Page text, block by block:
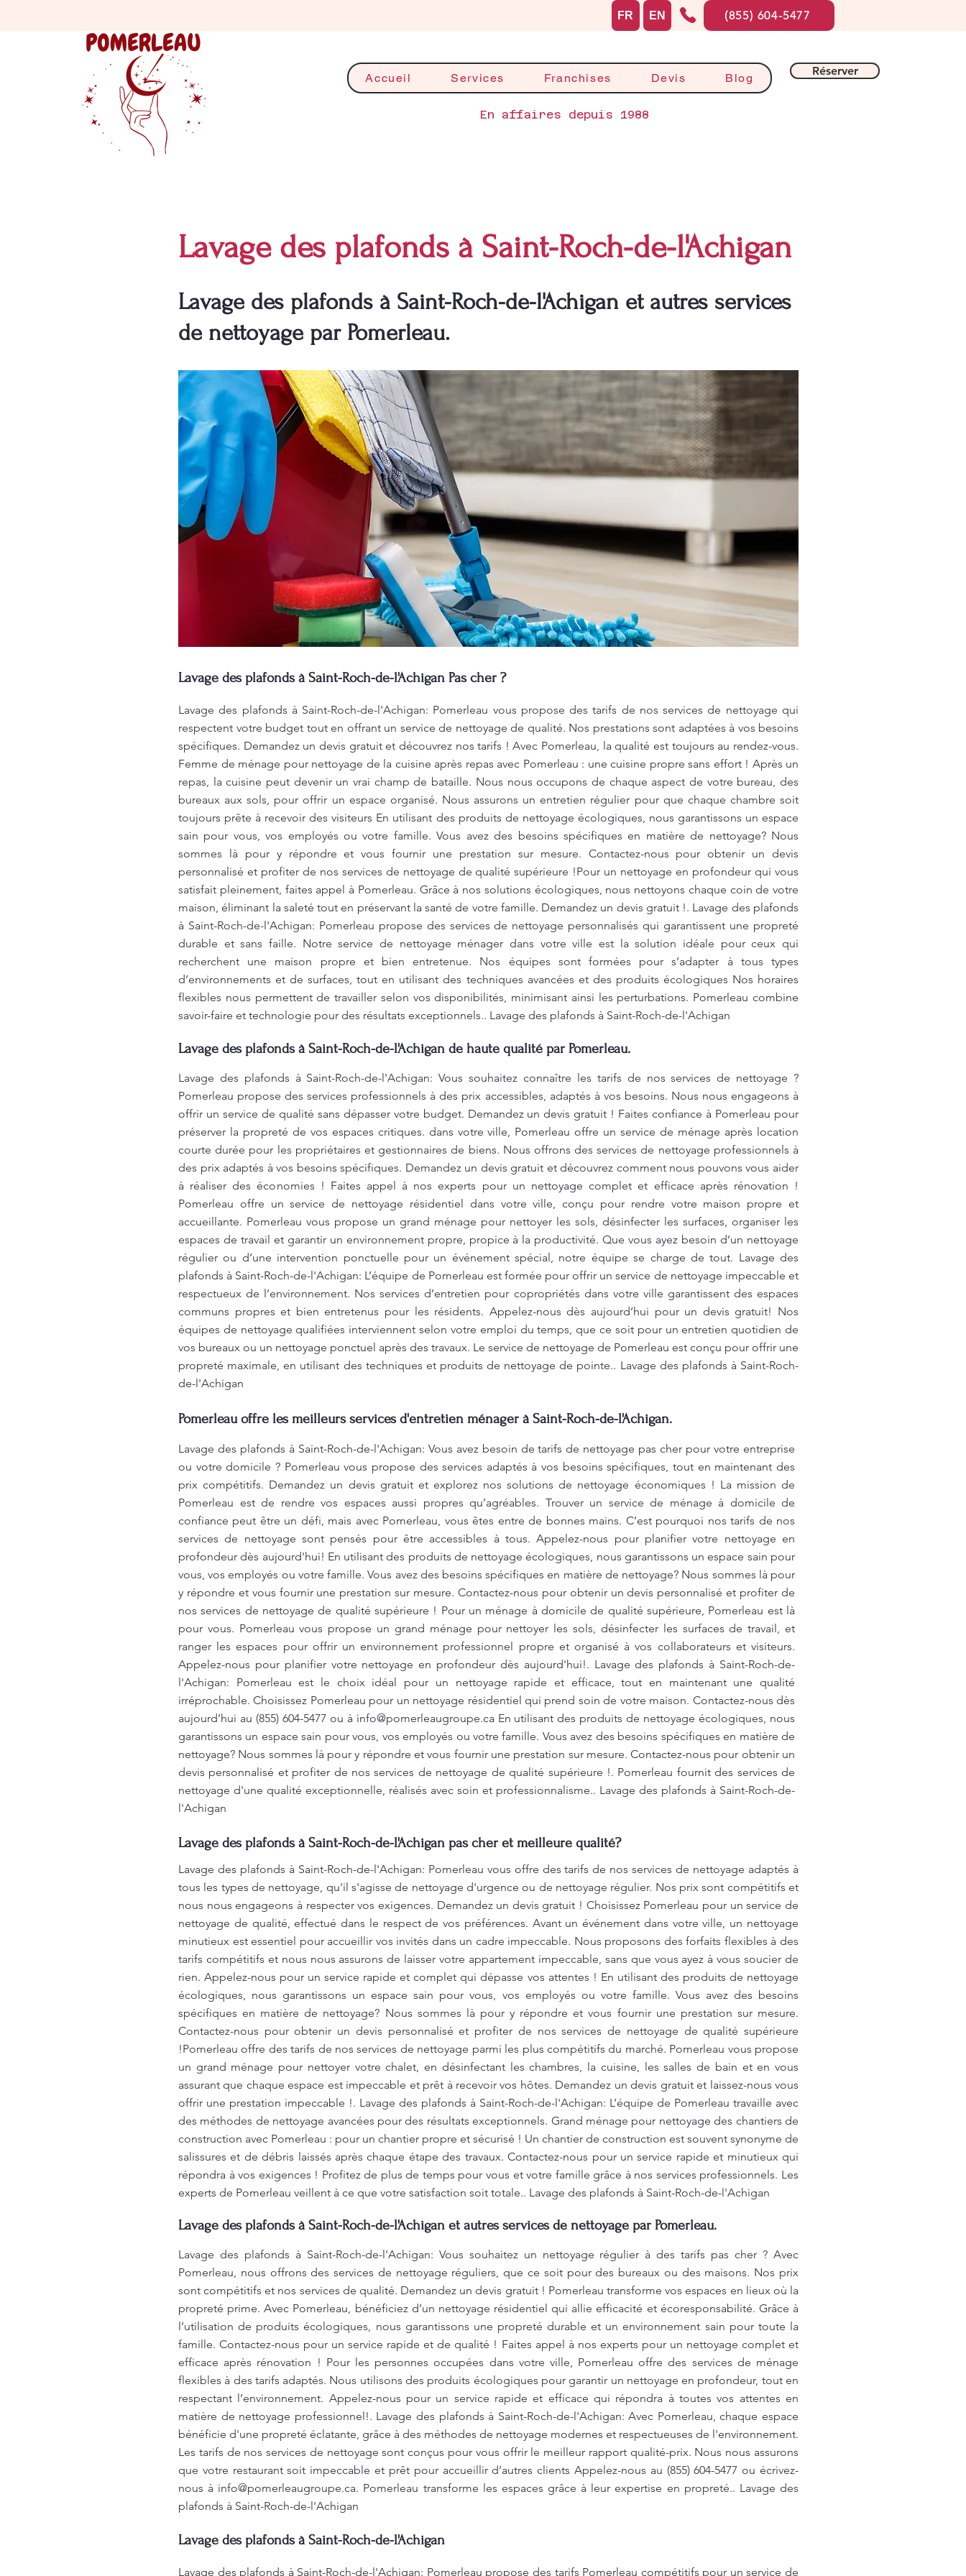
Accueil Services Franchises Devis Blog
Réserver
En affaires depuis 1988
FR EN (855) 604-5477
Lavage des plafonds à Saint-Roch-de-l'Achigan
Lavage des plafonds à Saint-Roch-de-l'Achigan et autres services
de nettoyage par Pomerleau.
Lavage des plafonds à Saint-Roch-de-l'Achigan Pas cher ?
Lavage des plafonds à Saint-Roch-de-l'Achigan: Pomerleau vous propose des tarifs de nos services de nettoyage qui
respectent votre budget tout en offrant un service de nettoyage de qualité. Nos prestations sont adaptées à vos besoins
spécifiques. Demandez un devis gratuit et découvrez nos tarifs ! Avec Pomerleau, la qualité est toujours au rendez-vous.
Femme de ménage pour nettoyage de la cuisine après repas avec Pomerleau : une cuisine propre sans effort ! Après un
repas, la cuisine peut devenir un vrai champ de bataille. Nous nous occupons de chaque aspect de votre bureau, des
bureaux aux sols, pour offrir un espace organisé. Nous assurons un entretien régulier pour que chaque chambre soit
toujours prête à recevoir des visiteurs En utilisant des produits de nettoyage écologiques, nous garantissons un espace
sain pour vous, vos employés ou votre famille. Vous avez des besoins spécifiques en matière de nettoyage? Nous
sommes là pour y répondre et vous fournir une prestation sur mesure. Contactez-nous pour obtenir un devis
personnalisé et profiter de nos services de nettoyage de qualité supérieure !Pour un nettoyage en profondeur qui vous
satisfait pleinement, faites appel à Pomerleau. Grâce à nos solutions écologiques, nous nettoyons chaque coin de votre
maison, éliminant la saleté tout en préservant la santé de votre famille. Demandez un devis gratuit !. Lavage des plafonds
à Saint-Roch-de-l'Achigan: Pomerleau propose des services de nettoyage personnalisés qui garantissent une propreté
durable et sans faille. Notre service de nettoyage ménager dans votre ville est la solution idéale pour ceux qui
recherchent une maison propre et bien entretenue. Nos équipes sont formées pour s’adapter à tous types
d’environnements et de surfaces, tout en utilisant des techniques avancées et des produits écologiques Nos horaires
flexibles nous permettent de travailler selon vos disponibilités, minimisant ainsi les perturbations. Pomerleau combine
savoir-faire et technologie pour des résultats exceptionnels.. Lavage des plafonds à Saint-Roch-de-l'Achigan
Lavage des plafonds à Saint-Roch-de-l'Achigan de haute qualité par Pomerleau.
Lavage des plafonds à Saint-Roch-de-l'Achigan: Vous souhaitez connaître les tarifs de nos services de nettoyage ?
Pomerleau propose des services professionnels à des prix accessibles, adaptés à vos besoins. Nous nous engageons à
offrir un service de qualité sans dépasser votre budget. Demandez un devis gratuit ! Faites confiance à Pomerleau pour
préserver la propreté de vos espaces critiques. dans votre ville, Pomerleau offre un service de ménage après location
courte durée pour les propriétaires et gestionnaires de biens. Nous offrons des services de nettoyage professionnels à
des prix adaptés à vos besoins spécifiques. Demandez un devis gratuit et découvrez comment nous pouvons vous aider
à réaliser des économies ! Faites appel à nos experts pour un nettoyage complet et efficace après rénovation !
Pomerleau offre un service de nettoyage résidentiel dans votre ville, conçu pour rendre votre maison propre et
accueillante. Pomerleau vous propose un grand ménage pour nettoyer les sols, désinfecter les surfaces, organiser les
espaces de travail et garantir un environnement propre, propice à la productivité. Que vous ayez besoin d’un nettoyage
régulier ou d’une intervention ponctuelle pour un événement spécial, notre équipe se charge de tout. Lavage des
plafonds à Saint-Roch-de-l'Achigan: L’équipe de Pomerleau est formée pour offrir un service de nettoyage impeccable et
respectueux de l’environnement. Nos services d’entretien pour copropriétés dans votre ville garantissent des espaces
communs propres et bien entretenus pour les résidents. Appelez-nous dès aujourd’hui pour un devis gratuit! Nos
équipes de nettoyage qualifiées interviennent selon votre emploi du temps, que ce soit pour un entretien quotidien de
vos bureaux ou un nettoyage ponctuel après des travaux. Le service de nettoyage de Pomerleau est conçu pour offrir une
propreté maximale, en utilisant des techniques et produits de nettoyage de pointe.. Lavage des plafonds à Saint-Roch-
de-l'Achigan
Pomerleau offre les meilleurs services d'entretien ménager à Saint-Roch-de-l'Achigan.
Lavage des plafonds à Saint-Roch-de-l'Achigan: Vous avez besoin de tarifs de nettoyage pas cher pour votre entreprise
ou votre domicile ? Pomerleau vous propose des services adaptés à vos besoins spécifiques, tout en maintenant des
prix compétitifs. Demandez un devis gratuit et explorez nos solutions de nettoyage économiques ! La mission de
Pomerleau est de rendre vos espaces aussi propres qu’agréables. Trouver un service de ménage à domicile de
confiance peut être un défi, mais avec Pomerleau, vous êtes entre de bonnes mains. C’est pourquoi nos tarifs de nos
services de nettoyage sont pensés pour être accessibles à tous. Appelez-nous pour planifier votre nettoyage en
profondeur dès aujourd'hui! En utilisant des produits de nettoyage écologiques, nous garantissons un espace sain pour
vous, vos employés ou votre famille. Vous avez des besoins spécifiques en matière de nettoyage? Nous sommes là pour
y répondre et vous fournir une prestation sur mesure. Contactez-nous pour obtenir un devis personnalisé et profiter de
nos services de nettoyage de qualité supérieure ! Pour un ménage à domicile de qualité supérieure, Pomerleau est là
pour vous. Pomerleau vous propose un grand ménage pour nettoyer les sols, désinfecter les surfaces de travail, et
ranger les espaces pour offrir un environnement professionnel propre et organisé à vos collaborateurs et visiteurs.
Appelez-nous pour planifier votre nettoyage en profondeur dès aujourd'hui!. Lavage des plafonds à Saint-Roch-de-
l'Achigan: Pomerleau est le choix idéal pour un nettoyage rapide et efficace, tout en maintenant une qualité
irréprochable. Choisissez Pomerleau pour un nettoyage résidentiel qui prend soin de votre maison. Contactez-nous dès
aujourd’hui au (855) 604-5477 ou à info@pomerleaugroupe.caEn utilisant des produits de nettoyage écologiques, nous
garantissons un espace sain pour vous, vos employés ou votre famille. Vous avez des besoins spécifiques en matière de
nettoyage? Nous sommes là pour y répondre et vous fournir une prestation sur mesure. Contactez-nous pour obtenir un
devis personnalisé et profiter de nos services de nettoyage de qualité supérieure !. Pomerleau fournit des services de
nettoyage d'une qualité exceptionnelle, réalisés avec soin et professionnalisme.. Lavage des plafonds à Saint-Roch-de-
l'Achigan
Lavage des plafonds à Saint-Roch-de-l'Achigan pas cher et meilleure qualité?
Lavage des plafonds à Saint-Roch-de-l'Achigan: Pomerleau vous offre des tarifs de nos services de nettoyage adaptés à
tous les types de nettoyage, qu'il s'agisse de nettoyage d'urgence ou de nettoyage régulier. Nos prix sont compétitifs et
nous nous engageons à respecter vos exigences. Demandez un devis gratuit ! Choisissez Pomerleau pour un service de
nettoyage de qualité, effectué dans le respect de vos préférences. Avant un événement dans votre ville, un nettoyage
minutieux est essentiel pour accueillir vos invités dans un cadre impeccable. Nous proposons des forfaits flexibles à des
tarifs compétitifs et nous nous assurons de laisser votre appartement impeccable, sans que vous ayez à vous soucier de
rien. Appelez-nous pour un service rapide et complet qui dépasse vos attentes ! En utilisant des produits de nettoyage
écologiques, nous garantissons un espace sain pour vous, vos employés ou votre famille. Vous avez des besoins
spécifiques en matière de nettoyage? Nous sommes là pour y répondre et vous fournir une prestation sur mesure.
Contactez-nous pour obtenir un devis personnalisé et profiter de nos services de nettoyage de qualité supérieure
!Pomerleau offre des tarifs de nos services de nettoyage parmi les plus compétitifs du marché. Pomerleau vous propose
un grand ménage pour nettoyer votre chalet, en désinfectant les chambres, la cuisine, les salles de bain et en vous
assurant que chaque espace est impeccable et prêt à recevoir vos hôtes. Demandez un devis gratuit et laissez-nous vous
offrir une prestation impeccable !. Lavage des plafonds à Saint-Roch-de-l'Achigan: L’équipe de Pomerleau travaille avec
des méthodes de nettoyage avancées pour des résultats exceptionnels. Grand ménage pour nettoyage des chantiers de
construction avec Pomerleau : pour un chantier propre et sécurisé ! Un chantier de construction est souvent synonyme de
salissures et de débris laissés après chaque étape des travaux. Contactez-nous pour un service rapide et minutieux qui
répondra à vos exigences ! Profitez de plus de temps pour vous et votre famille grâce à nos services professionnels. Les
experts de Pomerleau veillent à ce que votre satisfaction soit totale.. Lavage des plafonds à Saint-Roch-de-l'Achigan
Lavage des plafonds à Saint-Roch-de-l'Achigan et autres services de nettoyage par Pomerleau.
Lavage des plafonds à Saint-Roch-de-l'Achigan: Vous souhaitez un nettoyage régulier à des tarifs pas cher ? Avec
Pomerleau, nous offrons des services de nettoyage réguliers, que ce soit pour des bureaux ou des maisons. Nos prix
sont compétitifs et nos services de qualité. Demandez un devis gratuit ! Pomerleau transforme vos espaces en lieux où la
propreté prime. Avec Pomerleau, bénéficiez d’un nettoyage résidentiel qui allie efficacité et écoresponsabilité. Grâce à
l’utilisation de produits écologiques, nous garantissons une propreté durable et un environnement sain pour toute la
famille. Contactez-nous pour un service rapide et de qualité ! Faites appel à nos experts pour un nettoyage complet et
efficace après rénovation ! Pour les personnes occupées dans votre ville, Pomerleau offre des services de ménage
flexibles à des tarifs adaptés. Nous utilisons des produits écologiques pour garantir un nettoyage en profondeur, tout en
respectant l’environnement. Appelez-nous pour un service rapide et efficace qui répondra à toutes vos attentes en
matière de nettoyage professionnel!. Lavage des plafonds à Saint-Roch-de-l'Achigan: Avec Pomerleau, chaque espace
bénéficie d'une propreté éclatante, grâce à des méthodes de nettoyage modernes et respectueuses de l'environnement.
Les tarifs de nos services de nettoyage sont conçus pour vous offrir le meilleur rapport qualité-prix. Nous nous assurons
que votre restaurant soit impeccable et prêt pour accueillir d’autres clients Appelez-nous au (855) 604-5477 ou écrivez-
nous à info@pomerleaugroupe.ca. Pomerleau transforme les espaces grâce à leur expertise en propreté.. Lavage des
plafonds à Saint-Roch-de-l'Achigan
Lavage des plafonds à Saint-Roch-de-l'Achigan
Lavage des plafonds à Saint-Roch-de-l'Achigan: Pomerleau propose des tarifs Pomerleau compétitifs pour un service de